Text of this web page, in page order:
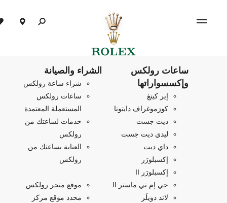
ساعات رولكس
وإكسسواراتها
إير كينغ
كوزموغراف دايتونا
ديت جست
ليدي ديت جست
داي ديت
إكسبلورَر
إكسبلورَر II
جي إم تي ماستر II
لاند دويلَر
الشراء والصيانة
شراء ساعة رولكس
ساعات رولكس
المستعملة المعتمدة
خدمات لساعتك من
رولكس
العناية بساعتك من
رولكس
موقع متجر رولكس
محدد موقع مركز